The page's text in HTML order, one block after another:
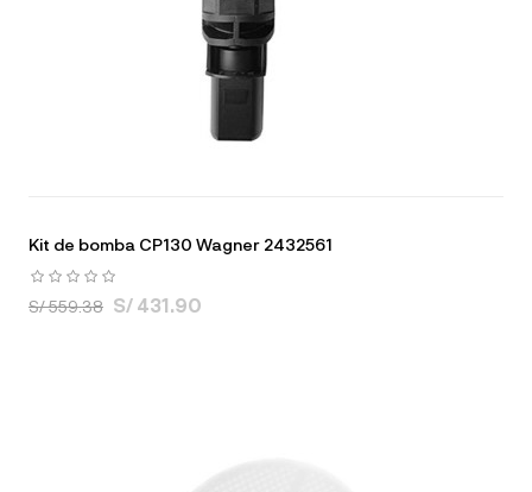
Kit de bomba CP130 Wagner 2432561
S/ 559.38 S/ 431.90